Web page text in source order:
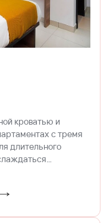
кроватью и
с тремя
длительного
в PSP с другом в